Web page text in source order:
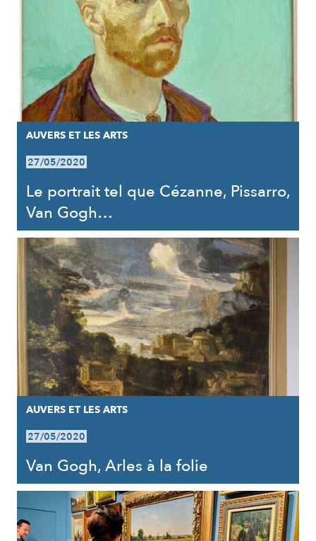
AUVERS ET LES ARTS
27/05/2020
Le portrait tel que Cézanne, Pissarro,
Van Gogh…
AUVERS ET LES ARTS
27/05/2020
Van Gogh, Arles à la folie